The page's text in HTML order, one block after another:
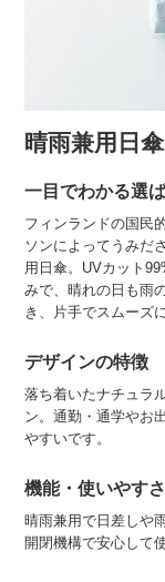
晴雨兼用日
一目でわかる選
フィンランドの国民
ソンによってうみだ
用日傘。UVカット
みで、晴れの日も雨
き、片手でスムーズ
デザインの特徴
落ち着いたナチュラ
ン。通勤・通学やお
やすいです。
機能・使いやすさ
晴雨兼用で日差しや
開閉機構で安心して